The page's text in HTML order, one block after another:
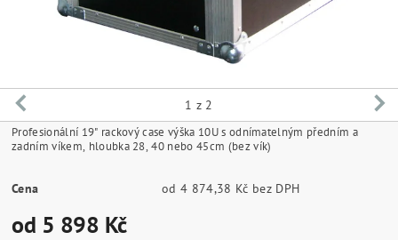
1 z 2
Profesionální 19" rackový case výška 10U s odnímatelným předním a
zadním víkem, hloubka 28, 40 nebo 45cm (bez vík)
Cena od 4 874,38 Kč bez DPH
od 5 898 Kč